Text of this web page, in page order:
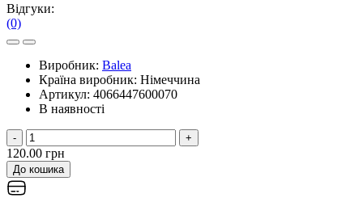
Відгуки:
(0)
Виробник: Balea
Країна виробник: Німеччина
Артикул: 4066447600070
В наявності
- +
120.00 грн
До кошика